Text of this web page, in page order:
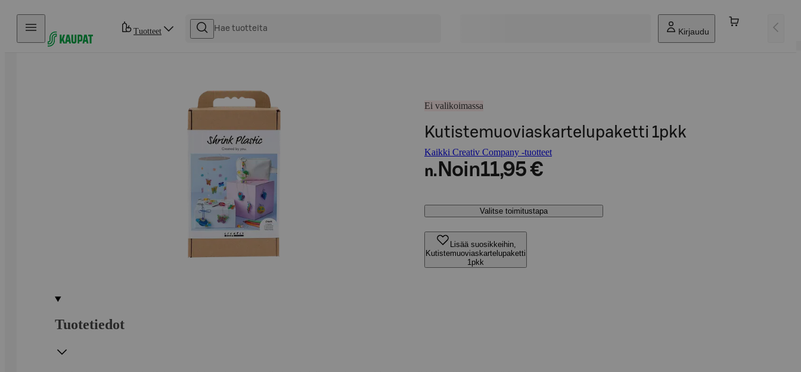
Hyppää sisältöön
Tuotteet Kirjaudu
Ei valikoimassa
Kutistemuoviaskartelupaketti 1pkk
Kaikki Creativ Company -tuotteet
n. Noin11,95 €
Valitse toimitustapa
Lisää suosikkeihin,
Kutistemuoviaskartelupaketti
1pkk
Tuotetiedot